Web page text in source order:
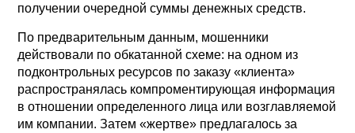
получении очередной суммы денежных средств.
По предварительным данным, мошенники
действовали по обкатанной схеме: на одном из
подконтрольных ресурсов по заказу «клиента»
распространялась компроментирующая информация
в отношении определенного лица или возглавляемой
им компании. Затем «жертве» предлагалось за